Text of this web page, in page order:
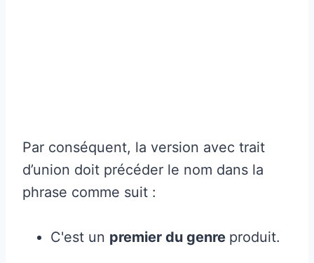
Par conséquent, la version avec trait
d’union doit précéder le nom dans la
phrase comme suit :
C'est un premier du genre produit.